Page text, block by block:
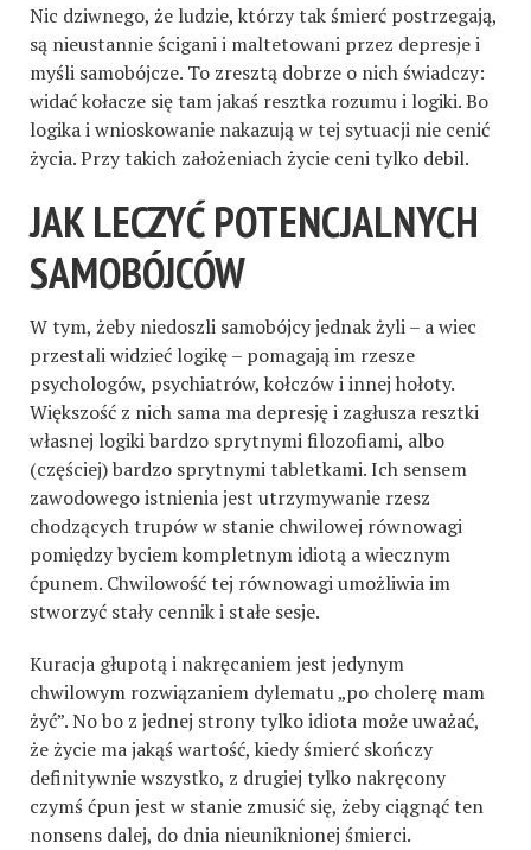
Nic dziwnego, że ludzie, którzy tak śmierć postrzegają,
są nieustannie ścigani i maltetowani przez depresje i
myśli samobójcze. To zresztą dobrze o nich świadczy:
widać kołacze się tam jakaś resztka rozumu i logiki. Bo
logika i wnioskowanie nakazują w tej sytuacji nie cenić
życia. Przy takich założeniach życie ceni tylko debil.
JAK LECZYĆ POTENCJALNYCH
SAMOBÓJCÓW
W tym, żeby niedoszli samobójcy jednak żyli – a wiec
przestali widzieć logikę – pomagają im rzesze
psychologów, psychiatrów, kołczów i innej hołoty.
Większość z nich sama ma depresję i zagłusza resztki
własnej logiki bardzo sprytnymi filozofiami, albo
(częściej) bardzo sprytnymi tabletkami. Ich sensem
zawodowego istnienia jest utrzymywanie rzesz
chodzących trupów w stanie chwilowej równowagi
pomiędzy byciem kompletnym idiotą a wiecznym
ćpunem. Chwilowość tej równowagi umożliwia im
stworzyć stały cennik i stałe sesje.
Kuracja głupotą i nakręcaniem jest jedynym
chwilowym rozwiązaniem dylematu „po cholerę mam
żyć”. No bo z jednej strony tylko idiota może uważać,
że życie ma jakąś wartość, kiedy śmierć skończy
definitywnie wszystko, z drugiej tylko nakręcony
czymś ćpun jest w stanie zmusić się, żeby ciągnąć ten
nonsens dalej, do dnia nieuniknionej śmierci.